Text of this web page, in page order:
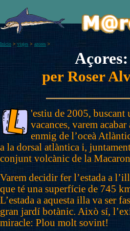
Inicio >viajes>azores>
per Roser
'estiu de 2005, buscant
vacances, varem
enmig de l’oceà
a la dorsal atlàntica i,
conjunt volcànic de la
Varem decidir fer l’estada a
que té una superfície de 745
L’estada a aquesta illa va ser
gran jardí botànic. Això sí,
miracle: Plou molt sovint!